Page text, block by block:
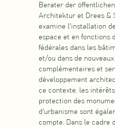
Berater der öffentlichen
Architektur et Drees &
examine l'installation
espace et en fonctions
fédérales dans les
et/ou dans de
complémentaires et
développement
ce contexte, les
protection des
d'urbanisme sont
compte. Dans le cadre